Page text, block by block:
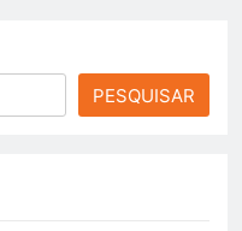
PESQUISAR